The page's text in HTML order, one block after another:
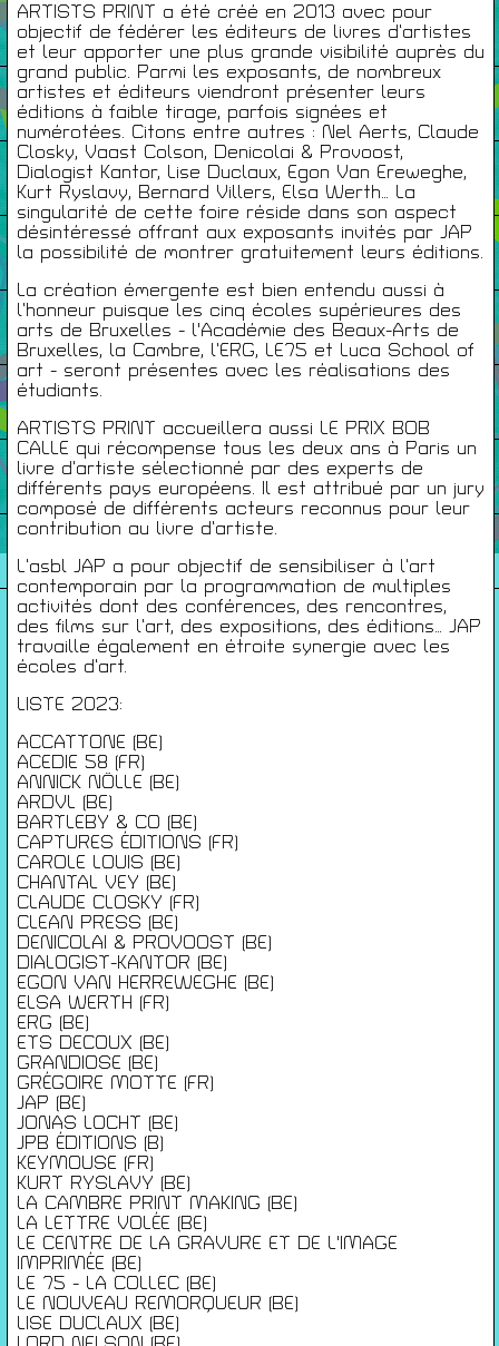
ARTISTS PRINT a été créé en 2013 avec pour
objectif de fédérer les éditeurs de livres d’artistes
et leur apporter une plus grande visibilité auprès du
grand public. Parmi les exposants, de nombreux
artistes et éditeurs viendront présenter leurs
éditions à faible tirage, parfois signées et
numérotées. Citons entre autres : Nel Aerts, Claude
Closky, Vaast Colson, Denicolai & Provoost,
Dialogist Kantor, Lise Duclaux, Egon Van Ereweghe,
Kurt Ryslavy, Bernard Villers, Elsa Werth… La
singularité de cette foire réside dans son aspect
désintéressé offrant aux exposants invités par JAP
la possibilité de montrer gratuitement leurs éditions.
La création émergente est bien entendu aussi à
l’honneur puisque les cinq écoles supérieures des
arts de Bruxelles - l'Académie des Beaux-Arts de
Bruxelles, la Cambre, l’ERG, LE75 et Luca School of
art - seront présentes avec les réalisations des
étudiants.
ARTISTS PRINT accueillera aussi LE PRIX BOB
CALLE qui récompense tous les deux ans à Paris un
livre d’artiste sélectionné par des experts de
différents pays européens. Il est attribué par un jury
composé de différents acteurs reconnus pour leur
contribution au livre d’artiste.
L’asbl JAP a pour objectif de sensibiliser à l’art
contemporain par la programmation de multiples
activités dont des conférences, des rencontres,
des films sur l’art, des expositions, des éditions… JAP
travaille également en étroite synergie avec les
écoles d’art.
LISTE 2023:
ACCATTONE (BE)
ACEDIE 58 (FR)
ANNICK NÖLLE (BE)
ARDVL (BE)
BARTLEBY & CO (BE)
CAPTURES ÉDITIONS (FR)
CAROLE LOUIS (BE)
CHANTAL VEY (BE)
CLAUDE CLOSKY (FR)
CLEAN PRESS (BE)
DENICOLAI & PROVOOST (BE)
DIALOGIST-KANTOR (BE)
EGON VAN HERREWEGHE (BE)
ELSA WERTH (FR)
ERG (BE)
ETS DECOUX (BE)
GRANDIOSE (BE)
GRÉGOIRE MOTTE (FR)
JAP (BE)
JONAS LOCHT (BE)
JPB ÉDITIONS (B)
KEYMOUSE (FR)
KURT RYSLAVY (BE)
LA CAMBRE PRINT MAKING (BE)
LA LETTRE VOLÉE (BE)
LE CENTRE DE LA GRAVURE ET DE L'IMAGE
IMPRIMÉE (BE)
LE 75 - LA COLLEC (BE)
LE NOUVEAU REMORQUEUR (BE)
LISE DUCLAUX (BE)
Expositions
Éditions
Artists Print
Podcasts
À Propos
Infos Pratiques
Cartes De Membre
Saisons Précédentes
À propos
Infos pratiques
Carte de membres
S'inscrire à la Newsletter
Mentions légales
Politique de confidentialité
Conditions générales de ventes
Gérer les cookies
Conférences
Films
Rencontres
Architecture + Film
Expositions
Artists Print
Voyages
Activités scolaires
Saisons Précédentes
JEUNESSE & ARTS PLASTIQUES
PALAIS DES BEAUX-ARTS
23 RUE RAVENSTEIN — 1000 BXL
T 02 507 82 25 —INFO@JAP.BE
WWW.JAP.BE
Avec l’aide de la Fédération Wallonie-Bruxelles :
Service généralde la création artistique – direction des arts plastiques
contemporains ; de la Commission communautaire française ; de l’échevinat
de la culture de la ville de Bruxelles ; de urban brussels ;du Palais des